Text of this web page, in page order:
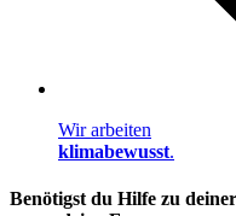
Wir arbeiten
klimabewusst.
Benötigst du Hilfe zu